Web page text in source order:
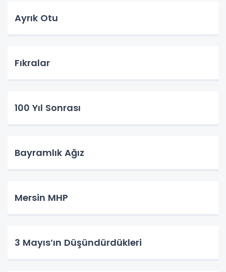
Ayrık Otu
Fıkralar
100 Yıl Sonrası
Bayramlık Ağız
Mersin MHP
3 Mayıs’ın Düşündürdükleri